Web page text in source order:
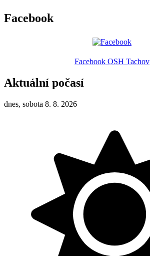
Facebook
Facebook OSH Tachov
Aktuální počasí
dnes, sobota 8. 8. 2026